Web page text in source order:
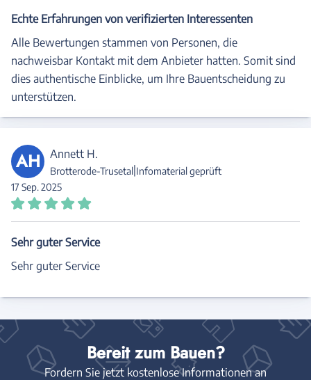
Echte Erfahrungen von verifizierten Interessenten
Alle Bewertungen stammen von Personen, die
nachweisbar Kontakt mit dem Anbieter hatten. Somit sind
dies authentische Einblicke, um Ihre Bauentscheidung zu
unterstützen.
AH Annett H.
Brotterode-Trusetal|Infomaterial geprüft
17 Sep. 2025
Sehr guter Service
Sehr guter Service
Bereit zum Bauen?
Fordern Sie jetzt kostenlose Informationen an